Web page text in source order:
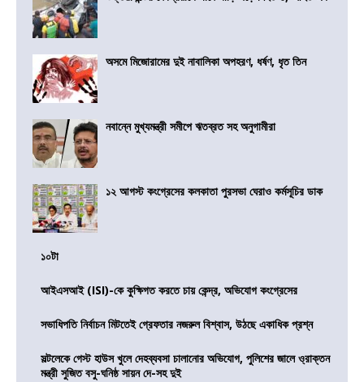
অসমে মিজোরামের দুই নাবালিকা অপহরণ, ধর্ষণ, ধৃত তিন
নবান্নে মুখ্যমন্ত্রী সমীপে ঋতব্রত সহ অনুগামীরা
১২ আগস্ট কংগ্রেসের কলকাতা পুরসভা ঘেরাও কর্মসূচির ডাক
১০টা
আইএসআই (ISI)-কে কুক্ষিগত করতে চায় কেন্দ্র, অভিযোগ কংগ্রেসের
সভাধিপতি নির্বাচন মিটতেই গ্রেফতার নজরুল বিশ্বাস, উঠছে একাধিক প্রশ্ন
সল্টলেকে গেস্ট হাউস খুলে দেহব্যবসা চালানোর অভিযোগ, পুলিশের জালে ও্রাক্তন
মন্ত্রী সুজিত বসু-ঘনিষ্ঠ সায়ন দে-সহ দুই